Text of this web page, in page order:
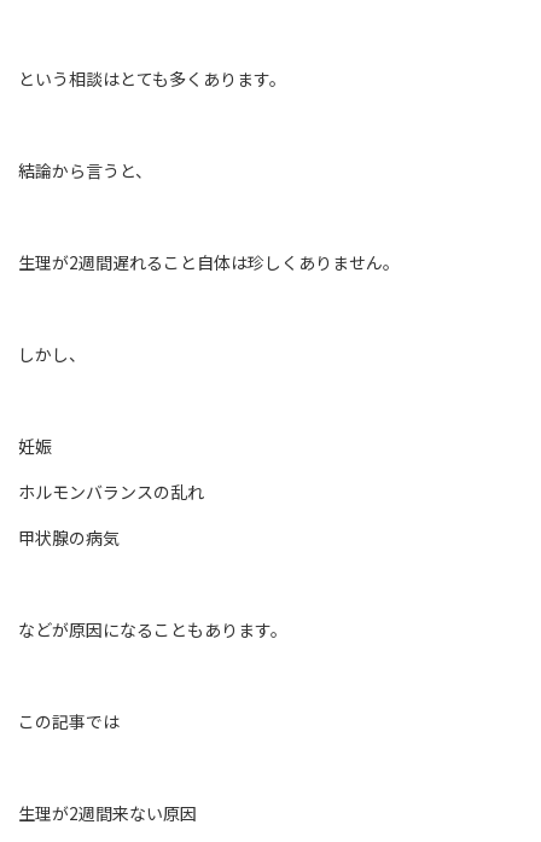
という相談はとても多くあります。
結論から言うと、
生理が2週間遅れること自体は珍しくありません。
しかし、
妊娠
ホルモンバランスの乱れ
甲状腺の病気
などが原因になることもあります。
この記事では
生理が2週間来ない原因